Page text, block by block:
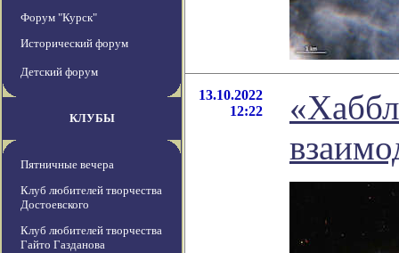
Форум "Курск"
Исторический форум
Детский форум
КЛУБЫ
Пятничные вечера
Клуб любителей творчества
Достоевского
Клуб любителей творчества
Гайто Газданова
13.10.2022
12:22